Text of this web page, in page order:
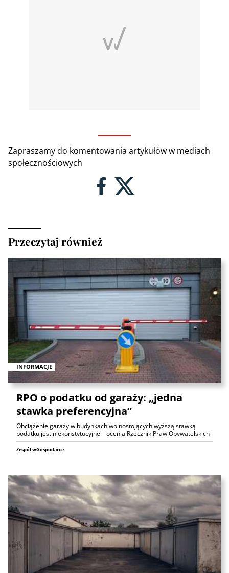
Zapraszamy do komentowania artykułów w mediach
społecznościowych
Przeczytaj również
INFORMACJE
RPO o podatku od garaży: „jedna
stawka preferencyjna”
Obciążenie garaży w budynkach wolnostojących wyższą stawką
podatku jest niekonstytucyjne – ocenia Rzecznik Praw Obywatelskich
Zespół wGospodarce